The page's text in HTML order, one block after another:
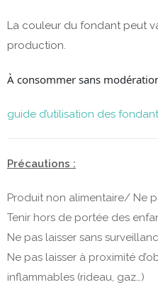
La couleur du fondant peut
production.
À consommer sans
guide d’utilisation des
Précautions :
Produit non alimentaire/ Ne
Tenir hors de portée des
Ne pas laisser sans
Ne pas laisser à proximité
inflammables (rideau, gaz…)